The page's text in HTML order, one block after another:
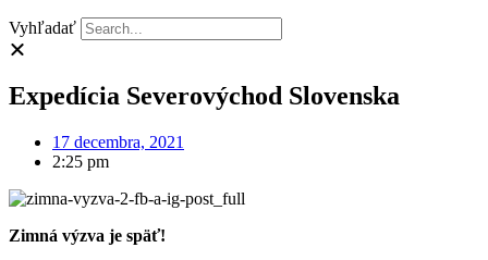
Vyhľadať
Expedícia Severovýchod Slovenska
17 decembra, 2021
2:25 pm
Zimná výzva je späť!